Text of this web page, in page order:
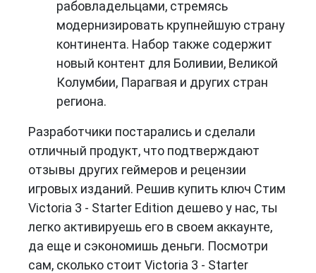
рабовладельцами, стремясь
модернизировать крупнейшую страну
континента. Набор также содержит
новый контент для Боливии, Великой
Колумбии, Парагвая и других стран
региона.
Разработчики постарались и сделали
отличный продукт, что подтверждают
отзывы других геймеров и рецензии
игровых изданий. Решив купить ключ Стим
Victoria 3 - Starter Edition дешево у нас, ты
легко активируешь его в своем аккаунте,
да еще и сэкономишь деньги. Посмотри
сам, сколько стоит Victoria 3 - Starter